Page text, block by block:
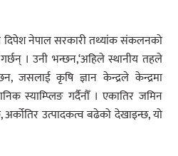
दिपेश नेपाल सरकारी तथ्यांक संकलनको
। उनी भन्छन,‘अहिले स्थानीय तहले
जसलाई कृषि ज्ञान केन्द्रले केन्द्रमा
स्याम्प्लिङ गर्दैनौँ । एकातिर जमिन
उत्पादकत्व बढेको देखाइन्छ, यो